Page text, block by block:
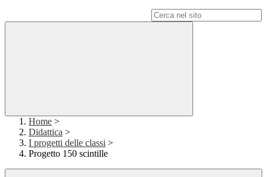
Home >
Didattica >
I progetti delle classi >
Progetto 150 scintille